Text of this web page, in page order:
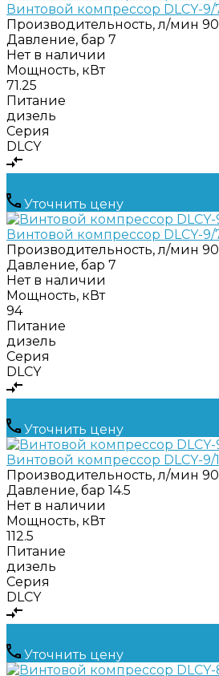
Винтовой компрессор DLCY-9/
Производительность, л/мин
Давление, бар 7
Нет в наличии
Мощность, кВт
71.25
Питание
дизель
Серия
DLCY
Уточнить цену
Винтовой компрессор DLCY-9/
Производительность, л/мин
Давление, бар 7
Нет в наличии
Мощность, кВт
94
Питание
дизель
Серия
DLCY
Уточнить цену
Винтовой компрессор DLCY-9/
Производительность, л/мин
Давление, бар 14.5
Нет в наличии
Мощность, кВт
112.5
Питание
дизель
Серия
DLCY
Уточнить цену